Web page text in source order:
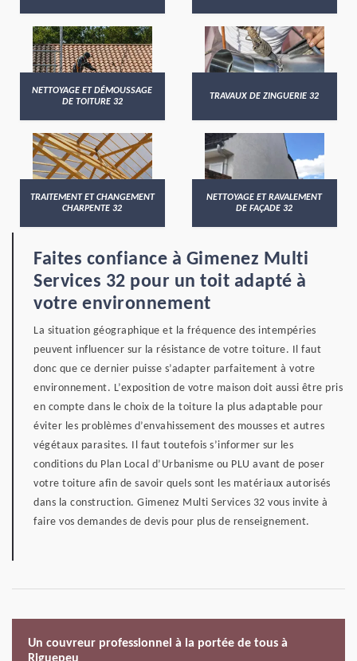
NETTOYAGE ET DÉMOUSSAGE
DE TOITURE 32
TRAVAUX DE ZINGUERIE 32
TRAITEMENT ET CHANGEMENT
CHARPENTE 32
NETTOYAGE ET RAVALEMENT
DE FAÇADE 32
Faites confiance à Gimenez Multi
Services 32 pour un toit adapté à
votre environnement
La situation géographique et la fréquence des intempéries
peuvent influencer sur la résistance de votre toiture. Il faut
donc que ce dernier puisse s’adapter parfaitement à votre
environnement. L’exposition de votre maison doit aussi être pris
en compte dans le choix de la toiture la plus adaptable pour
éviter les problèmes d’envahissement des mousses et autres
végétaux parasites. Il faut toutefois s’informer sur les
conditions du Plan Local d’Urbanisme ou PLU avant de poser
votre toiture afin de savoir quels sont les matériaux autorisés
dans la construction. Gimenez Multi Services 32 vous invite à
faire vos demandes de devis pour plus de renseignement.
Un couvreur professionnel à la portée de tous à